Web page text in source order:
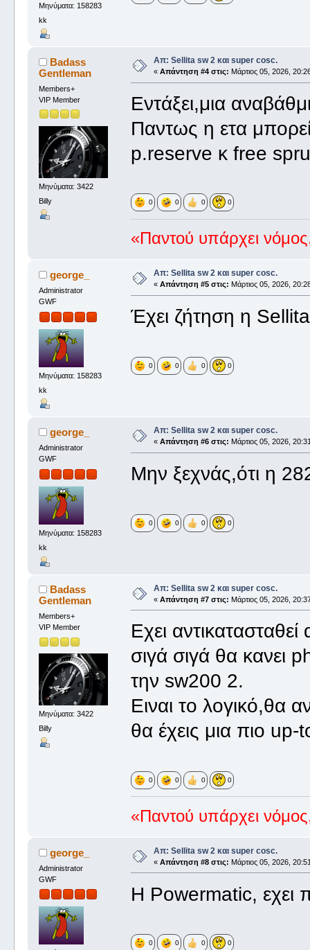
Μηνύματα: 158283
kk
Badass
Gentleman
Members+
VIP Member
Μηνύματα: 3422
Billy
Απ: Sellita sw 2 και super cosc.
« Απάντηση #4 στις: Μάρτιος 05, 2026,
Εντάξει,μια
Παντως η ετα
p.reserve κ free
0 0 0 0
«Παντού υπάρχει
george_
Administrator
GWF
Μηνύματα: 158283
kk
Απ: Sellita sw 2 και super cosc.
« Απάντηση #5 στις: Μάρτιος 05, 2026,
Έχει ζήτηση η Sellita
0 0 0 0
george_
Administrator
GWF
Μηνύματα: 158283
kk
Απ: Sellita sw 2 και super cosc.
« Απάντηση #6 στις: Μάρτιος 05, 2026,
Μην ξεχνάς,ότι η
0 0 0 0
Badass
Gentleman
Members+
VIP Member
Μηνύματα: 3422
Billy
Απ: Sellita sw 2 και super cosc.
« Απάντηση #7 στις: Μάρτιος 05, 2026,
Εχει
σιγά σιγά θα κανει
την sw200 2.
Ειναι το λογικό,θα
θα έχεις μια πιο
0 0 0 0
«Παντού υπάρχει
george_
Administrator
GWF
Απ: Sellita sw 2 και super cosc.
« Απάντηση #8 στις: Μάρτιος 05, 2026,
Η Powermatic, εχει
0 0 0 0